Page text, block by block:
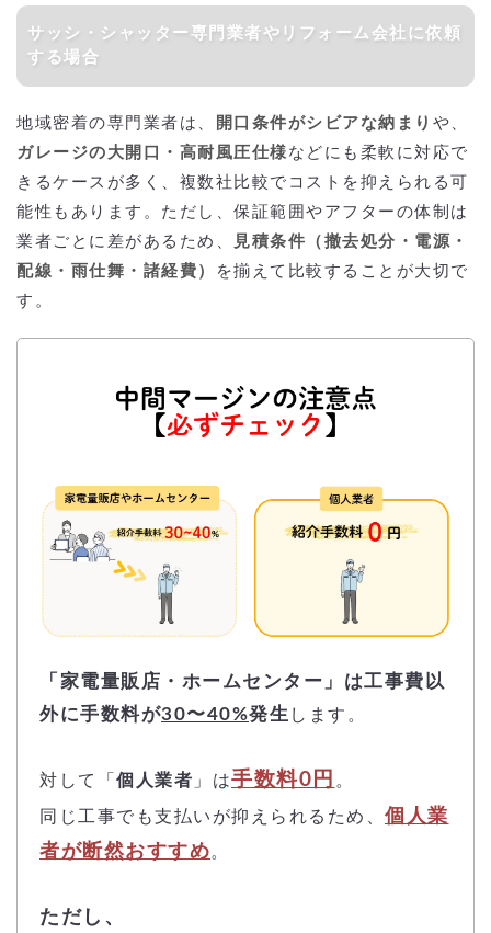
サッシ・シャッター専門業者やリフォーム会社に依頼
する場合
地域密着の専門業者は、 開口条件がシビアな納まり や、
ガレージの大開口・高耐風圧仕様 などにも柔軟に対応で
きるケースが多く、複数社比較でコストを抑えられる可
能性もあります。ただし、保証範囲やアフターの体制は
業者ごとに差があるため、
見積条件（撤去処分・電源・
配線・雨仕舞・諸経費）
を揃えて比較することが大切で
す。
「家電量販店・ホームセンター」は工事費以
外に手数料が30〜40%発生 します。
対して「 個人業者 」は手数料0円 。
同じ工事でも支払いが抑えられるため、 個人業
者が断然おすすめ。
ただし、